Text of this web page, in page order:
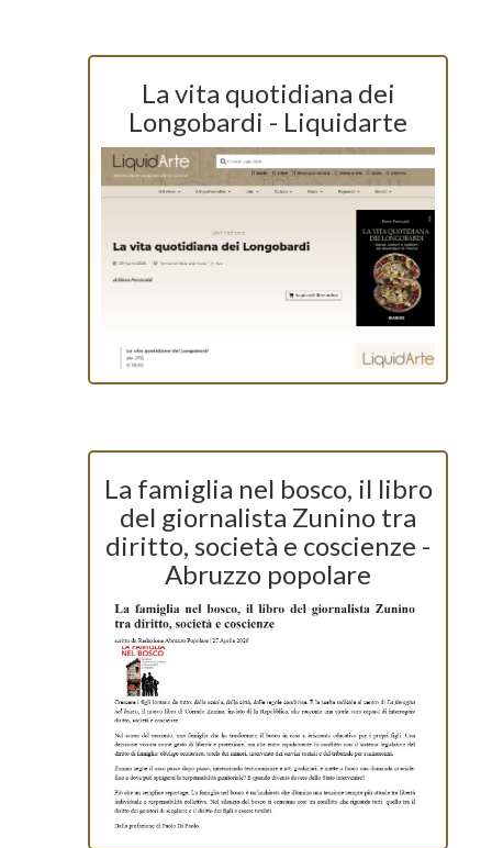
La vita quotidiana dei
Longobardi - Liquidarte
La famiglia nel bosco, il libro
del giornalista Zunino tra
diritto, società e coscienze -
Abruzzo popolare